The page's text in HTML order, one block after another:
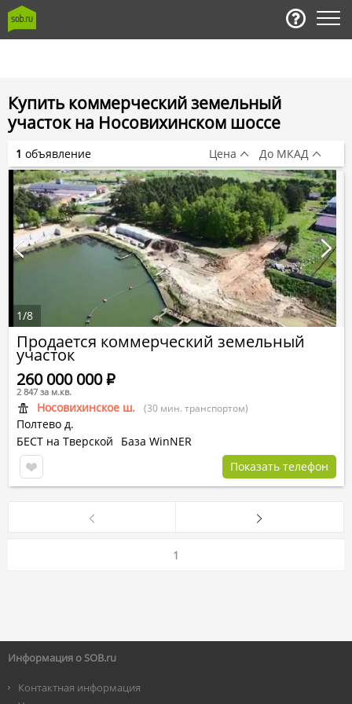
Купить коммерческий земельный
участок на Носовихинском шоссе
Продается коммерческий земельный
участок
Носовихинское ш. (30 мин. транспортом)
Полтево д.
260 000 000Р
2 847 за м.кв.
БЕСТ на Тверской
База WinNER
Показать телефон
1/8
1 объявление Цена До МКАД
1
Информация о SOB.ru
Контактная информация